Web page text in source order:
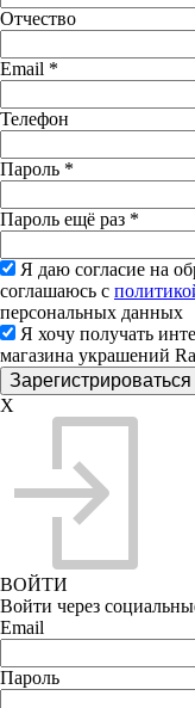
Отчество
Email *
Телефон
Пароль *
Пароль ещё раз *
Я даю согласие на
соглашаюсь с
персональных данных
Я хочу получать
магазина украшений
X
ВОЙТИ
Войти через
Email
Пароль